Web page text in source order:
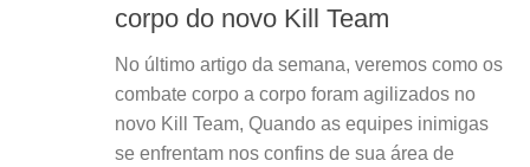
corpo do novo Kill Team
No último artigo da semana, veremos como os
combate corpo a corpo foram agilizados no
novo Kill Team, Quando as equipes inimigas
se enfrentam nos confins de sua área de